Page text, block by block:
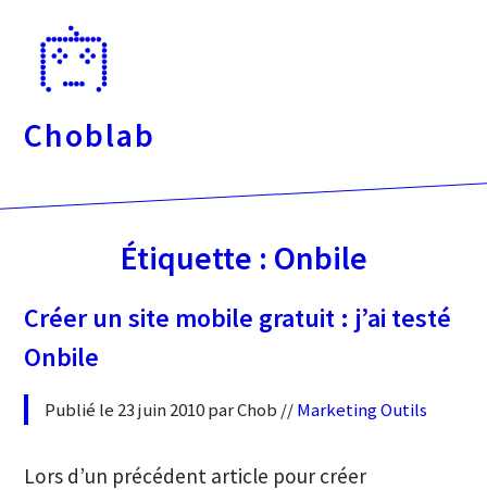
directement
Choblab
Étiquette : Onbile
Créer un site mobile gratuit : j’ai testé
Onbile
Publié le 23 juin 2010 par Chob //MarketingOutils
Lors d’un précédent article pour créer